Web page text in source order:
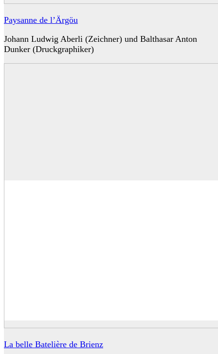
Paysanne de l’Ärgöu
Johann Ludwig Aberli (Zeichner) und Balthasar Anton
Dunker (Druckgraphiker)
La belle Batelière de Brienz